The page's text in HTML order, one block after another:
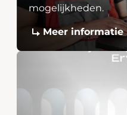
mogelijkheden.
Meer informatie